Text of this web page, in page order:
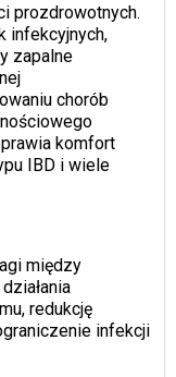
prozdrowotnych.
infekcyjnych,
zapalne
chorób
komfort
IBD i wiele
między
redukcję
infekcji